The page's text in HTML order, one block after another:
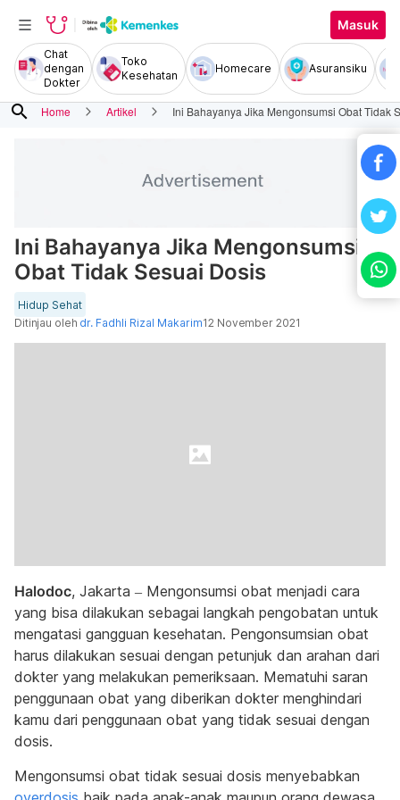
Masuk
Chat
dengan
Dokter
Toko
Kesehatan
Homecare Asuransiku
search Home Artikel Ini Bahayanya Jika Mengonsumsi Obat Tidak
Ini Bahayanya Jika Mengonsumsi
Obat Tidak Sesuai Dosis
Hidup Sehat
Ditinjau oleh dr. Fadhli Rizal Makarim12 November 2021
Halodoc, Jakarta – Mengonsumsi obat menjadi cara
yang bisa dilakukan sebagai langkah pengobatan untuk
mengatasi gangguan kesehatan. Pengonsumsian obat
harus dilakukan sesuai dengan petunjuk dan arahan dari
dokter yang melakukan pemeriksaan. Mematuhi saran
penggunaan obat yang diberikan dokter menghindari
kamu dari penggunaan obat yang tidak sesuai dengan
dosis.
Mengonsumsi obat tidak sesuai dosis menyebabkan